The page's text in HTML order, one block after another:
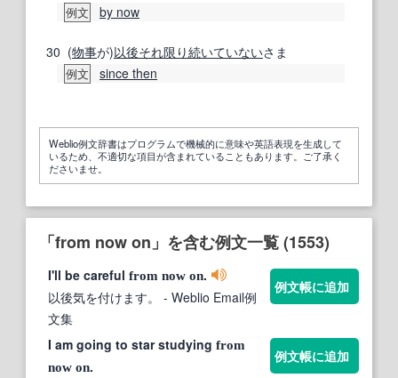
例文 by now
30 (物事が)以後それ限り続いていないさま
例文 since then
Weblio例文辞書はプログラムで機械的に意味や英語表現を生成して
いるため、不適切な項目が含まれていることもあります。ご了承く
ださいませ。
「from now on」を含む例文一覧 (1553)
I'll be careful from now on.
以後気を付けます。
- Weblio Email例
文集
例文帳に追加
I am going to star studying from
now on.
例文帳に追加